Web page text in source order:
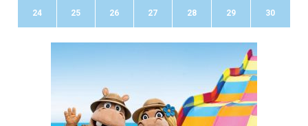
24 25 26 27 28 29 30